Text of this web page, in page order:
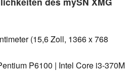
(15,6 Zoll, 1366 x 768
P6100 | Intel Core i3-370M